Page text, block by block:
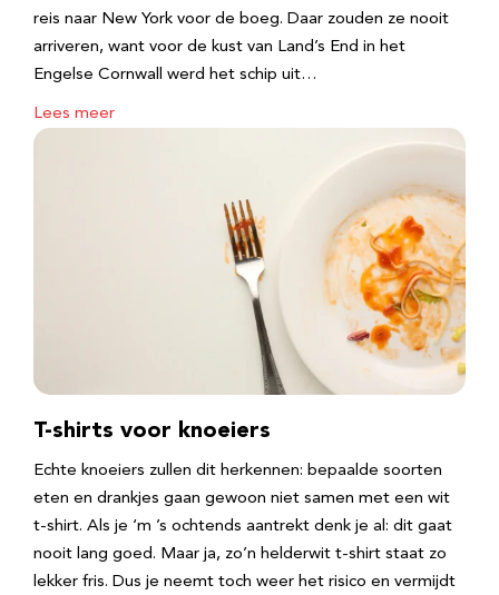
reis naar New York voor de boeg. Daar zouden ze nooit
arriveren, want voor de kust van Land’s End in het
Engelse Cornwall werd het schip uit…
Lees meer
T-shirts voor knoeiers
Echte knoeiers zullen dit herkennen: bepaalde soorten
eten en drankjes gaan gewoon niet samen met een wit
t-shirt. Als je ‘m ’s ochtends aantrekt denk je al: dit gaat
nooit lang goed. Maar ja, zo’n helderwit t-shirt staat zo
lekker fris. Dus je neemt toch weer het risico en vermijdt